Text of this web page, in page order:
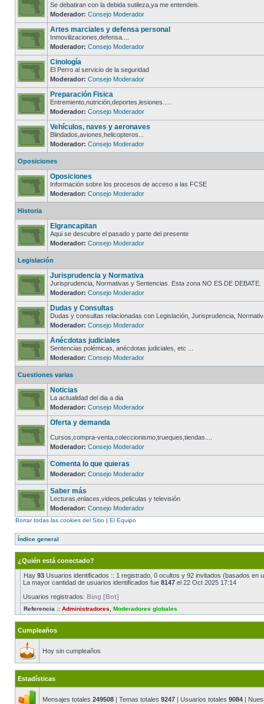
Se debatiran con la debida sutileza,ya me entendeis.
Moderador: Consejo Moderador
Artes marciales y defensa personal
Inmovilizaciones,defensa....
Moderador: Consejo Moderador
Cinología
El Perro al servicio de la seguridad
Moderador: Consejo Moderador
Preparación Fisica
Entremiento,nutrición,deportes,lesiones.....
Moderador: Consejo Moderador
Vehículos, naves y aeronaves
Blindados,aviones,helicopteros...
Moderador: Consejo Moderador
Oposiciones
Oposiciones
Información sobre los procesos de acceso a las FCSE
Moderador: Consejo Moderador
Historia
Elgrancapitan
Aqui se descubre el pasado y parte del presente
Moderador: Consejo Moderador
Legislación
Jurisprudencia y Normativa
Jurisprudencia, Normativas y Sentencias. Esta zona NO ES DE DEBATE.
Moderador: Consejo Moderador
Dudas y Consultas
Dudas y consultas relacionadas con Legislación, Jurisprudencia,
Moderador: Consejo Moderador
Anécdotas judiciales
Sentencias polémicas, anécdotas judiciales, etc ...
Moderador: Consejo Moderador
Cuestiones varias
Noticias
La actualidad del dia a dia
Moderador: Consejo Moderador
Oferta y demanda
Cursos,compra-venta,coleccionismo,trueques,tiendas....
Moderador: Consejo Moderador
Comenta lo que quieras
Moderador: Consejo Moderador
Saber más
Lecturas,enlaces,videos,peliculas y televisión
Moderador: Consejo Moderador
Borrar todas las cookies del Sitio | El Equipo
Índice general
¿Quién está conectado?
Hay 93 Usuarios identificados :: 1 registrado, 0 ocultos y 92 invitados (basados en
La mayor cantidad de usuarios identificados fue 8147 el 22 Oct 2025 17:14
Usuarios registrados: Bing [Bot]
Referencia :: Administradores Moderadores globales
Cumpleaños
Hoy sin cumpleaños
Estadísticas
Mensajes totales 249508 | Temas totales 9247 | Usuarios totales 9084 |